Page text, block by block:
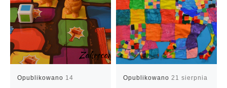
Opublikowano 14
Opublikowano21 sierpnia